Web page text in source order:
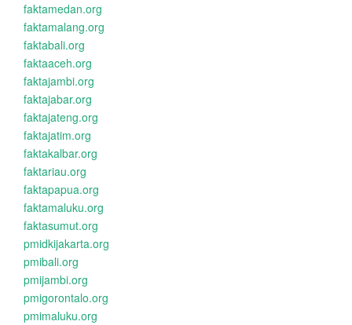
faktamedan.org
faktamalang.org
faktabali.org
faktaaceh.org
faktajambi.org
faktajabar.org
faktajateng.org
faktajatim.org
faktakalbar.org
faktariau.org
faktapapua.org
faktamaluku.org
faktasumut.org
pmidkijakarta.org
pmibali.org
pmijambi.org
pmigorontalo.org
pmimaluku.org